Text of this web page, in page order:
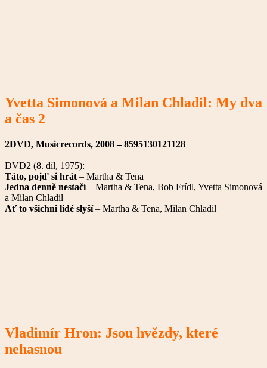
Yvetta Simonová a Milan Chladil: My dva
a čas 2
2DVD, Musicrecords, 2008 – 8595130121128
—
DVD2 (8. díl, 1975):
Táto, pojď si hrát – Martha & Tena
Jedna denně nestačí– Martha & Tena, Bob Frídl, Yvetta Simonová
a Milan Chladil
Ať to všichni lidé slyší– Martha & Tena, Milan Chladil
Vladimír Hron: Jsou hvězdy, které
nehasnou